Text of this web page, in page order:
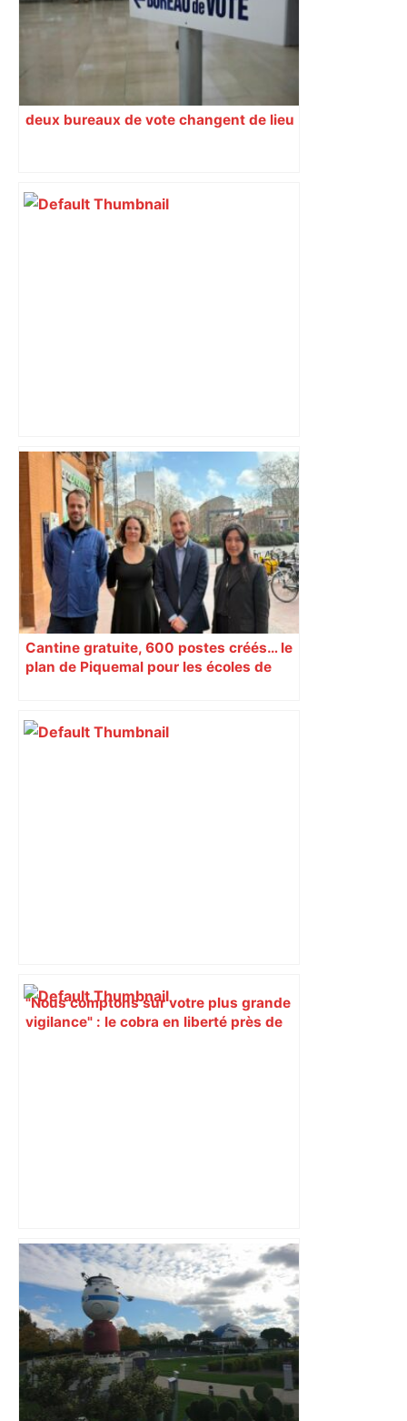
deux bureaux de vote changent de lieu
Bilan du marché du logement neuf :
une lueur d'espoir pour l'immobilier à
Toulouse ? – Actu.fr
Cantine gratuite, 600 postes créés… le
plan de Piquemal pour les écoles de
"Nous comptons sur votre plus grande
vigilance" : le cobra en liberté près de
Alliance PS/LFI à Toulouse : Marc
Sztulman claque la porte – RMC